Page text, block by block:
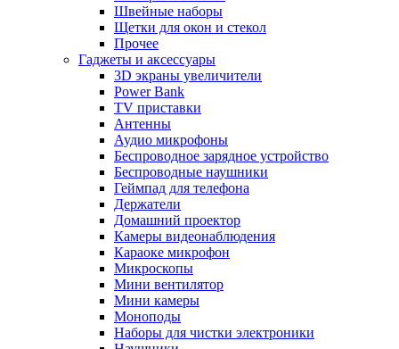
Швейные наборы
Щетки для окон и стекол
Прочее
Гаджеты и аксессуары
3D экраны увеличители
Power Bank
TV приставки
Антенны
Аудио микрофоны
Беспроводное зарядное устройство
Беспроводные наушники
Геймпад для телефона
Держатели
Домашний проектор
Камеры видеонаблюдения
Караоке микрофон
Микроскопы
Мини вентилятор
Мини камеры
Моноподы
Наборы для чистки электроники